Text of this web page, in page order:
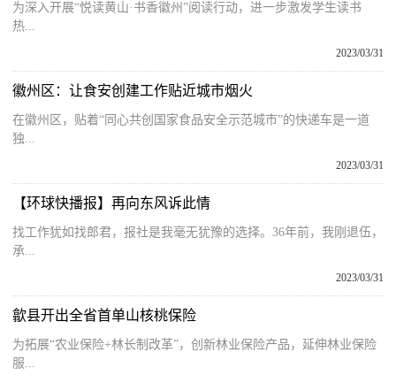
为深入开展“悦读黄山·书香徽州”阅读行动，进一步激发学生读书
热...
2023/03/31
徽州区：让食安创建工作贴近城市烟火
在徽州区，贴着“同心共创国家食品安全示范城市”的快递车是一道
独...
2023/03/31
【环球快播报】再向东风诉此情
找工作犹如找郎君，报社是我毫无犹豫的选择。36年前，我刚退伍，
承...
2023/03/31
歙县开出全省首单山核桃保险
为拓展“农业保险+林长制改革”，创新林业保险产品，延伸林业保险
服...